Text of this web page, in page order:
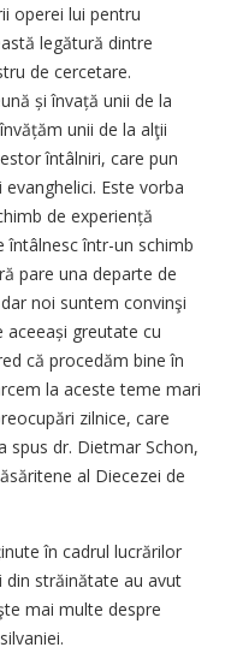
operei lui pentru
legătură dintre
de cercetare.
și învață unii de la
unii de la alţii
întâlniri, care pun
Este vorba
de experiență
întâlnesc într-un schimb
pare una departe de
noi suntem convinşi
greutate cu
că procedăm bine în
la aceste teme mari
zilnice, care
spus dr. Dietmar Schon,
al Diecezei de
în cadrul lucrărilor
din străinătate au avut
mai multe despre